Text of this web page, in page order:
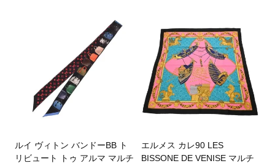
ルイ ヴィトン バンドーBB ト
リビュート トゥ アルマ マルチ
エルメス カレ90 LES
BISSONE DE VENISE マルチ